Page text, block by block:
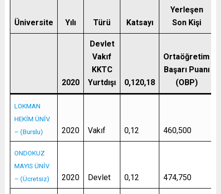
Üniversite Yılı Türü Katsayı
Yerleşen
Son Kişi
2020
Devlet
Vakıf
KKTC
Yurtdışı
0,120,18
Ortaöğretim
Başarı Puanı
(OBP)
LOKMAN
HEKİM ÜNİV.
– (Burslu)
2020 Vakıf 0,12 460,500
ONDOKUZ
MAYIS ÜNİV.
– (Ücretsiz)
2020 Devlet 0,12 474,750